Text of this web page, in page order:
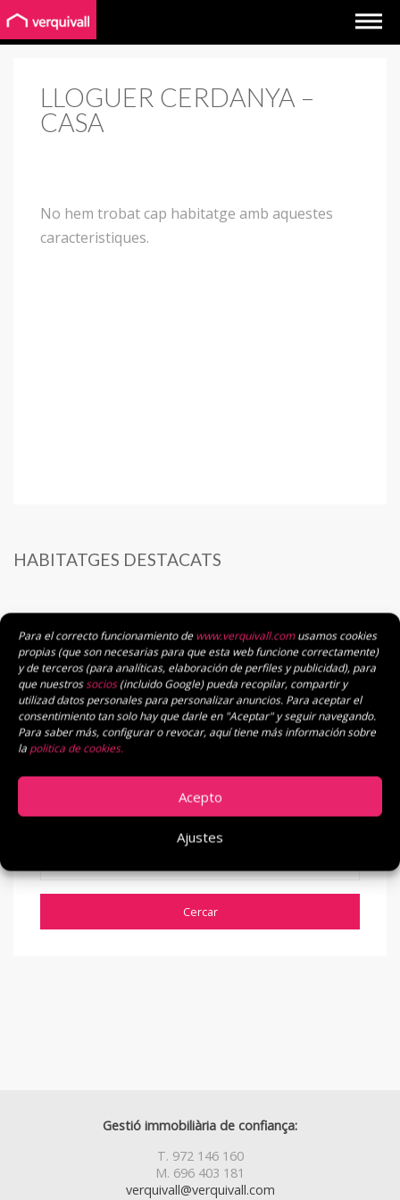
Para el correcto funcionamiento dewww.verquivall.comusamos cookies
propias (que son necesarias para que esta web funcione correctamente)
y de terceros (para analíticas, elaboración de perfiles y publicidad), para
que nuestrossocios(incluido Google) pueda recopilar, compartir y
utilizad datos personales para personalizar anuncios. Para aceptar el
consentimiento tan solo hay que darle en "Aceptar" y seguir navegando.
Para saber más, configurar o revocar, aquí tiene más información sobre
la politica de cookies.
Acepto
Ajustes
LLOGUER CERDANYA –
CASA
No hem trobat cap habitatge amb aquestes
caracteristiques.
HABITATGES DESTACATS
CERCA EL TEU HABITATGE
50.000€a1.500.000€
Gestió immobiliària de confiança:
T. 972 146 160
M. 696 403 181
verquivall@verquivall.com